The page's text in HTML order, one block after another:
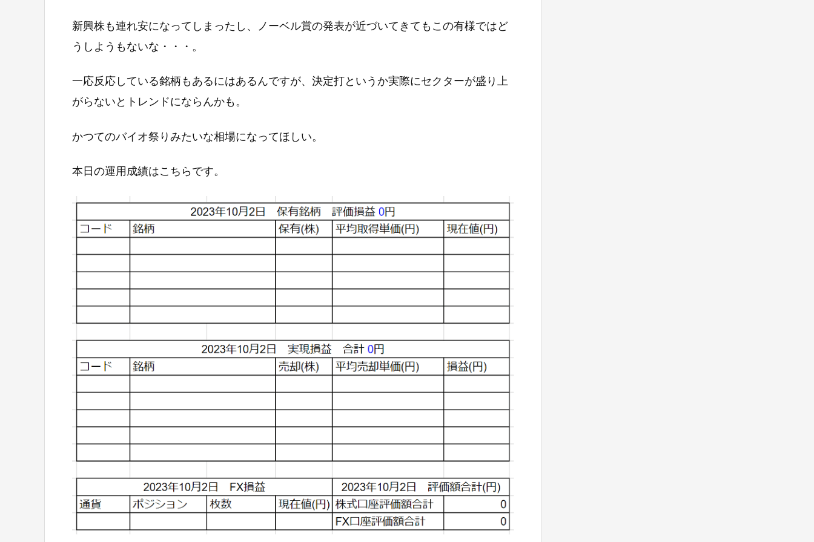
新興株も連れ安になってしまったし、ノーベル賞の発表が近づいてきてもこの有様ではど
うしようもないな・・・。
一応反応している銘柄もあるにはあるんですが、決定打というか実際にセクターが盛り上
がらないとトレンドにならんかも。
かつてのバイオ祭りみたいな相場になってほしい。
本日の運用成績はこちらです。